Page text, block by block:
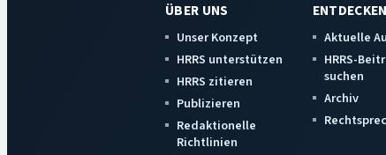
ÜBER UNS
Unser Konzept
HRRS unterstützen
HRRS zitieren
Publizieren
Redaktionelle
Richtlinien
ENTDECKEN
Aktuelle
HRRS-
suchen
Archiv